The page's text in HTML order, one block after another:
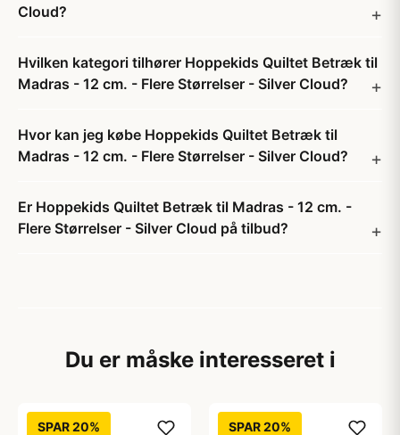
Cloud?
Hvilken kategori tilhører Hoppekids Quiltet Betræk til
Madras - 12 cm. - Flere Størrelser - Silver Cloud?
Hvor kan jeg købe Hoppekids Quiltet Betræk til
Madras - 12 cm. - Flere Størrelser - Silver Cloud?
Er Hoppekids Quiltet Betræk til Madras - 12 cm. -
Flere Størrelser - Silver Cloud på tilbud?
Du er måske interesseret i
SPAR 20% SPAR 20%